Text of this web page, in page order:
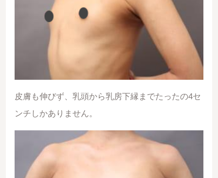
皮膚も伸びず、乳頭から乳房下縁までたったの4セ
ンチしかありません。